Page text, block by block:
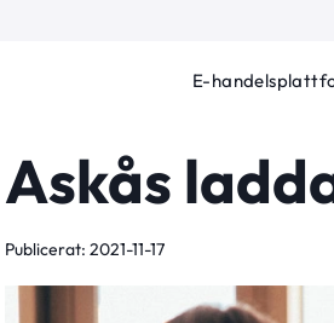
E-
Askås
Publicerat: 2021-11-17